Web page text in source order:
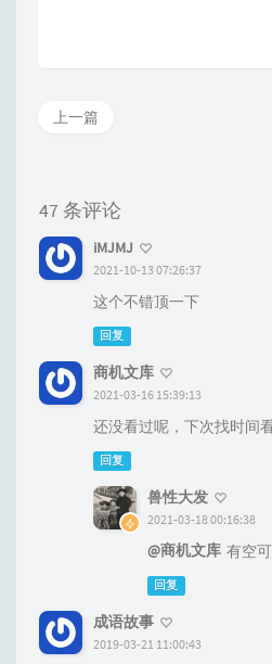
上一篇
47 条评论
iMJMJ
2021-10-13 07:26:37
这个不错顶一下
回复
商机文库
2021-03-16 15:39:13
还没看过呢，下次找时间
回复
兽性大发
2021-03-18 00:16:38
@商机文库 有空
回复
成语故事
2019-03-21 11:00:43